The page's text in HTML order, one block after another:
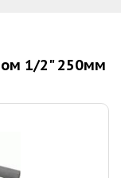
1/2" 250мм